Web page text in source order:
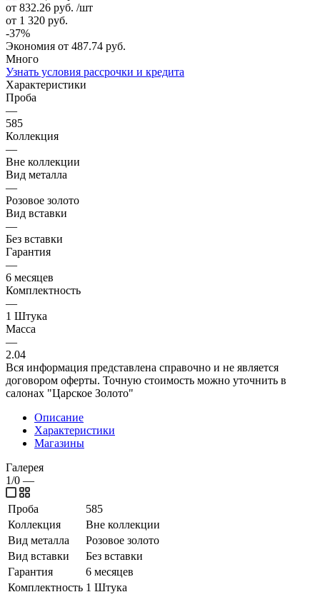
от 832.26 руб. /шт
от 1 320 руб.
-37%
Экономия от 487.74 руб.
Много
Узнать условия рассрочки и кредита
Характеристики
Проба
—
585
Коллекция
—
Вне коллекции
Вид металла
—
Розовое золото
Вид вставки
—
Без вставки
Гарантия
—
6 месяцев
Комплектность
—
1 Штука
Масса
—
2.04
Вся информация представлена справочно и не является
договором оферты. Точную стоимость можно уточнить в
салонах "Царское Золото"
Описание
Характеристики
Магазины
Галерея
1/0 —
Проба
585
Коллекция
Вне коллекции
Вид металла
Розовое золото
Вид вставки
Без вставки
Гарантия
6 месяцев
Комплектность 1 Штука